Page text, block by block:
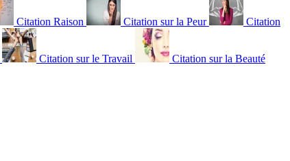
Citation Raison Citation sur la Peur Citation
Citation sur le Travail Citation sur la Beauté